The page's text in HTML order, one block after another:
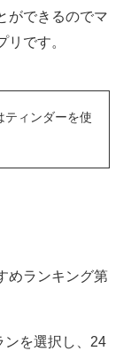
ができるのでマ
です。
ティンダーを使
めランキング第
ンを選択し、24